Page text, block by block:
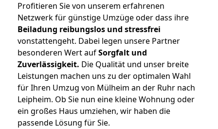
Profitieren Sie von unserem erfahrenen
Netzwerk für günstige Umzüge oder dass ihre
Beiladung reibungslos und stressfrei
vonstattengeht. Dabei legen unsere Partner
besonderen Wert aufSorgfalt und
Zuverlässigkeit. Die Qualität und unser breite
Leistungen machen uns zu der optimalen Wahl
für Ihren Umzug von Mülheim an der Ruhr nach
Leipheim. Ob Sie nun eine kleine Wohnung oder
ein großes Haus umziehen, wir haben die
passende Lösung für Sie.